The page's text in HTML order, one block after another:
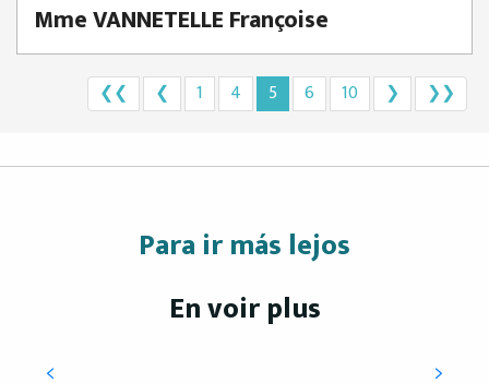
Mme VANNETELLE Françoise
❮❮ ❮ 1 4 5 6 10 ❯ ❯❯
Para ir más lejos
En voir plus